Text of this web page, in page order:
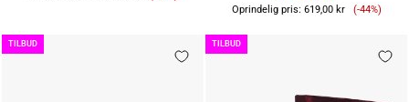
Oprindelig pris: 619,00 kr (-44%)
TILBUD TILBUD